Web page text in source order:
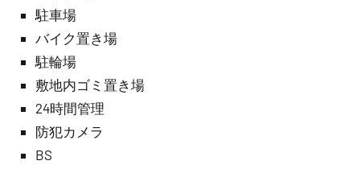
駐車場
バイク置き場
駐輪場
敷地内ゴミ置き場
24時間管理
防犯カメラ
BS